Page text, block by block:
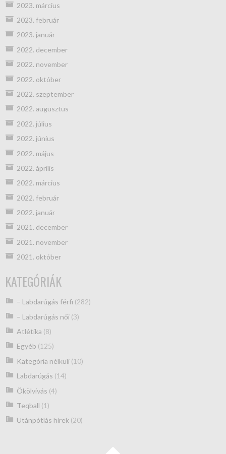
2023. március
2023. február
2023. január
2022. december
2022. november
2022. október
2022. szeptember
2022. augusztus
2022. július
2022. június
2022. május
2022. április
2022. március
2022. február
2022. január
2021. december
2021. november
2021. október
KATEGÓRIÁK
– Labdarúgás férfi (282)
– Labdarúgás női(3)
Atlétika (8)
Egyéb (125)
Kategória nélküli(10)
Labdarúgás (14)
Ökölvívás (4)
Teqball (1)
Utánpótlás hírek (20)